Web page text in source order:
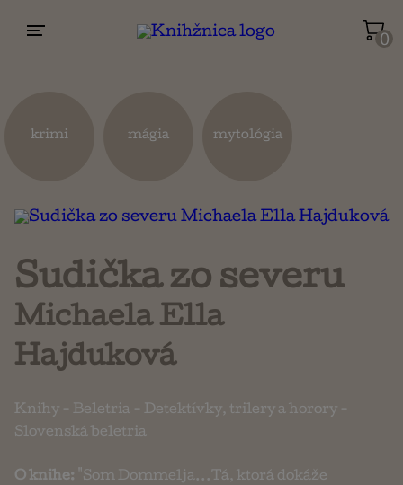
0
krimi mágia mytológia
Sudička zo severu
Michaela Ella
Hajduková
Knihy - Beletria - Detektívky, trilery a horory -
Slovenská beletria
O knihe:
"Som Dommelja...Tá, ktorá dokáže